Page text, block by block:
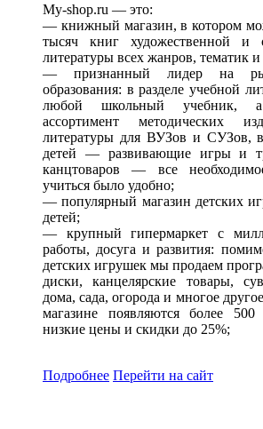
My-shop.ru — это:
— книжный магазин, в котором
тысяч книг художественной и
литературы всех жанров, тематик
— признанный лидер на
образования: в разделе учебной
любой школьный учебник,
ассортимент методических
литературы для ВУЗов и СУЗов, в
детей — развивающие игры и
канцтоваров — все
учиться было удобно;
— популярный магазин детских
детей;
— крупный гипермаркет с
работы, досуга и развития:
детских игрушек мы продаем
диски, канцелярские товары,
дома, сада, огорода и многое
магазине появляются более
низкие цены и скидки до 25%;
Подробнее Перейти на сайт